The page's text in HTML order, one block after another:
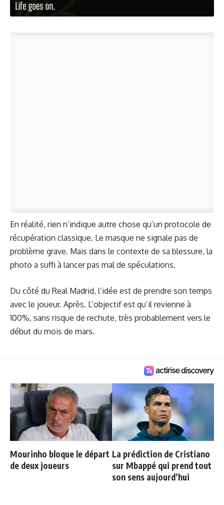
En réalité, rien n’indique autre chose qu’un protocole de
récupération classique. Le masque ne signale pas de
problème grave. Mais dans le contexte de sa blessure, la
photo a suffi à lancer pas mal de spéculations.
Du côté du Real Madrid, l’idée est de prendre son temps
avec le joueur. Après. L’objectif est qu’il revienne à
100%, sans risque de rechute, très probablement vers le
début du mois de mars.
Mourinho bloque le départ
de deux joueurs
La prédiction de Cristiano
sur Mbappé qui prend tout
son sens aujourd’hui